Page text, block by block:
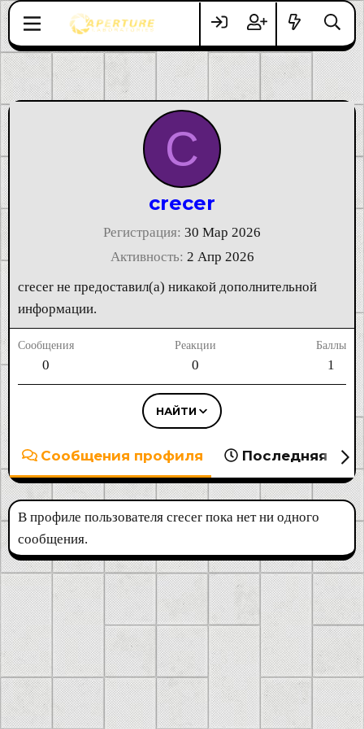
C
crecer
Регистрация 30 Мар 2026
Активность 2 Апр 2026
crecer не предоставил(а) никакой дополнительной
информации.
Сообщения
0
Реакции
0
Баллы
1
НАЙТИ
Сообщения профиля Последняя
В профиле пользователя crecer пока нет ни одного
сообщения.